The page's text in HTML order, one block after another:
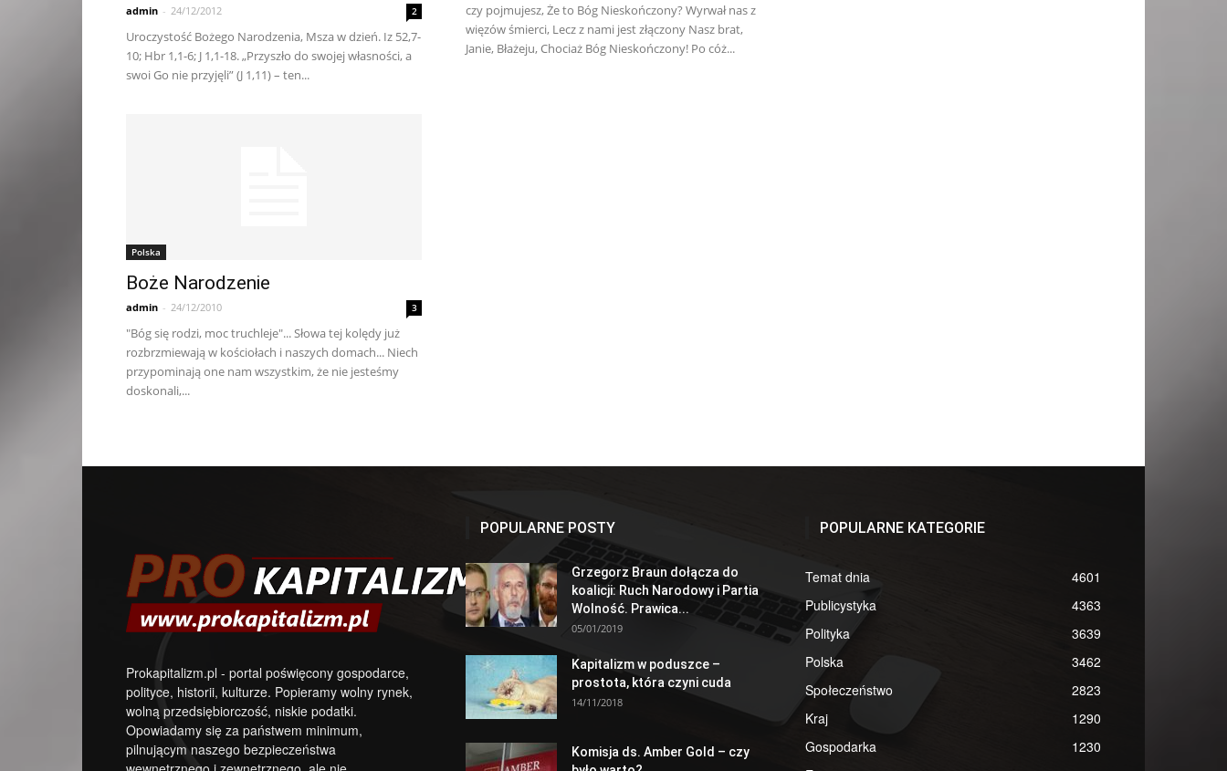
admin - 24/12/2012 2
Uroczystość Bożego Narodzenia, Msza w dzień. Iz 52,7-
10; Hbr 1,1-6; J 1,1-18. „Przyszło do swojej własności, a
swoi Go nie przyjęli” (J 1,11) – ten...
czy pojmujesz, Że to Bóg Nieskończony? Wyrwał nas z
więzów śmierci, Lecz z nami jest złączony Nasz brat,
Janie, Błażeju, Chociaż Bóg Nieskończony! Po cóż...
Polska
Boże Narodzenie
admin - 24/12/2010 3
"Bóg się rodzi, moc truchleje"... Słowa tej kolędy już
rozbrzmiewają w kościołach i naszych domach... Niech
przypominają one nam wszystkim, że nie jesteśmy
doskonali,...
Prokapitalizm.pl - portal poświęcony gospodarce,
polityce, historii, kulturze. Popieramy wolny rynek,
wolną przedsiębiorczość, niskie podatki.
Opowiadamy się za państwem minimum,
pilnującym naszego bezpieczeństwa
POPULARNE POSTY
Grzegorz Braun dołącza do
koalicji: Ruch Narodowy i Partia
Wolność. Prawica...
05/01/2019
Kapitalizm w poduszce –
prostota, która czyni cuda
14/11/2018
Komisja ds. Amber Gold – czy
POPULARNE KATEGORIE
Temat dnia
4601
Publicystyka
4363
Polityka
3639
Polska
3462
Społeczeństwo
2823
Kraj
1290
Gospodarka
1230